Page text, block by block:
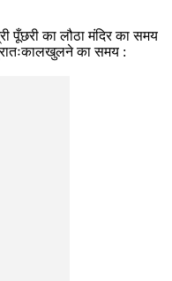
पूँछरी का लौठा मंदिर का समय
का समय :